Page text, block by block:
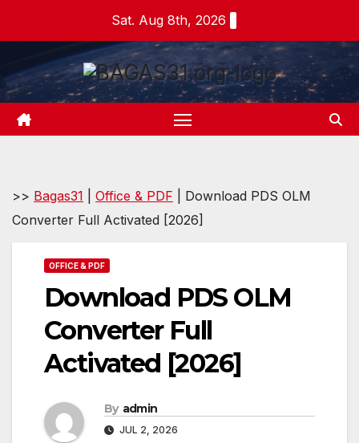
content
Sat. Aug 8th, 2026
>> Bagas31 Office & PDF
Download PDS OLM
Converter Full Activated [2026]
OFFICE & PDF
Download PDS OLM
Converter Full
Activated [2026]
By admin
JUL 2, 2026